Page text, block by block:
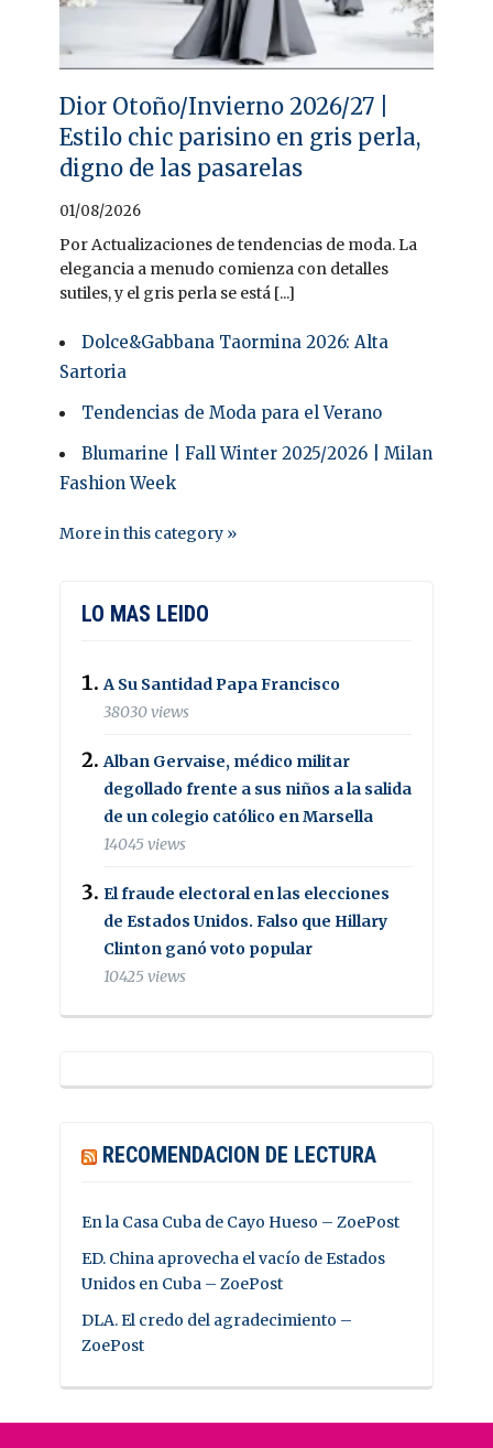
Dior Otoño/Invierno 2026/27 |
Estilo chic parisino en gris perla,
digno de las pasarelas
01/08/2026
Por Actualizaciones de tendencias de moda. La
elegancia a menudo comienza con detalles
sutiles, y el gris perla se está [...]
Dolce&Gabbana Taormina 2026: Alta
Sartoria
Tendencias de Moda para el Verano
Blumarine | Fall Winter 2025/2026 | Milan
Fashion Week
More in this category »
LO MAS LEIDO
A Su Santidad Papa Francisco
38030 views
Alban Gervaise, médico militar
degollado frente a sus niños a la salida
de un colegio católico en Marsella
14045 views
El fraude electoral en las elecciones
de Estados Unidos. Falso que Hillary
Clinton ganó voto popular
10425 views
RECOMENDACION DE LECTURA
En la Casa Cuba de Cayo Hueso – ZoePost
ED. China aprovecha el vacío de Estados
Unidos en Cuba – ZoePost
DLA. El credo del agradecimiento –
ZoePost